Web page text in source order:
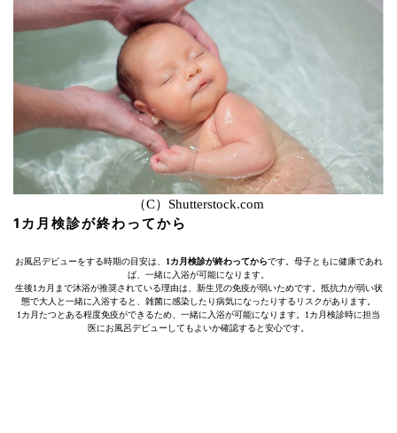
（C）Shutterstock.com
1カ月検診が終わってから
お風呂デビューをする時期の目安は、 1カ月検診が終わってからです。母子ともに健康であれ
ば、一緒に入浴が可能になります。
生後1カ月まで沐浴が推奨されている理由は、新生児の免疫が弱いためです。抵抗力が弱い状
態で大人と一緒に入浴すると、雑菌に感染したり病気になったりするリスクがあります。
1カ月たつとある程度免疫ができるため、一緒に入浴が可能になります。1カ月検診時に担当
医にお風呂デビューしてもよいか確認すると安心です。